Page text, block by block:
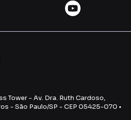
Tower - Av. Dra. Ruth Cardoso,
- São Paulo/SP - CEP 05425-070 •